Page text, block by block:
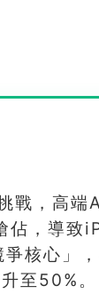
戰，高
，導致
核心」
至50%。